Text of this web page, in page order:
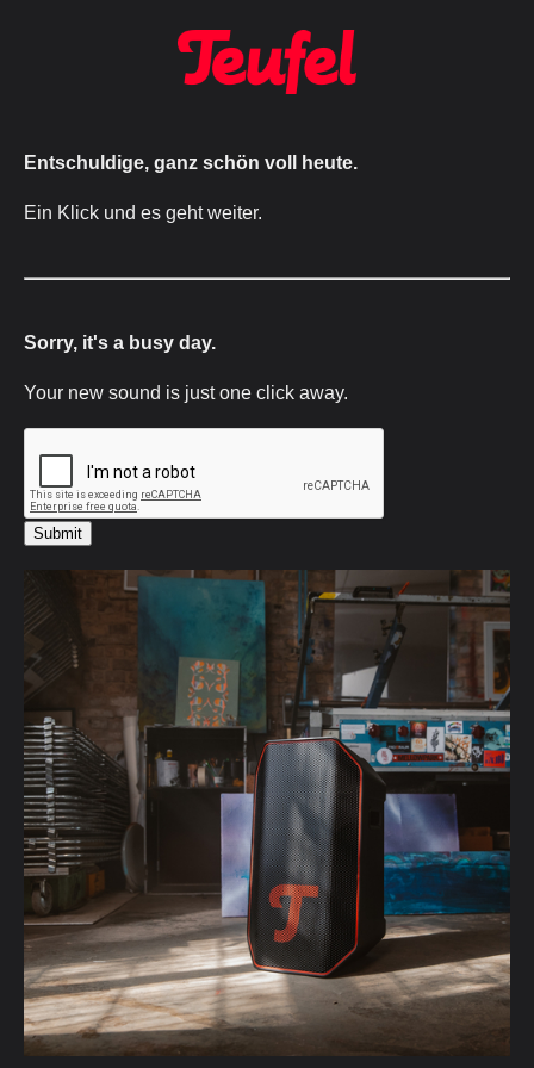
Entschuldige, ganz schön voll heute.
Ein Klick und es geht weiter.
Sorry, it's a busy day.
Your new sound is just one click away.